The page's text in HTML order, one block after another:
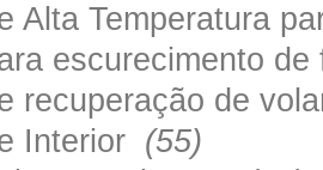
Alta Temperatura
escurecimento
recuperação de
Interior (55)